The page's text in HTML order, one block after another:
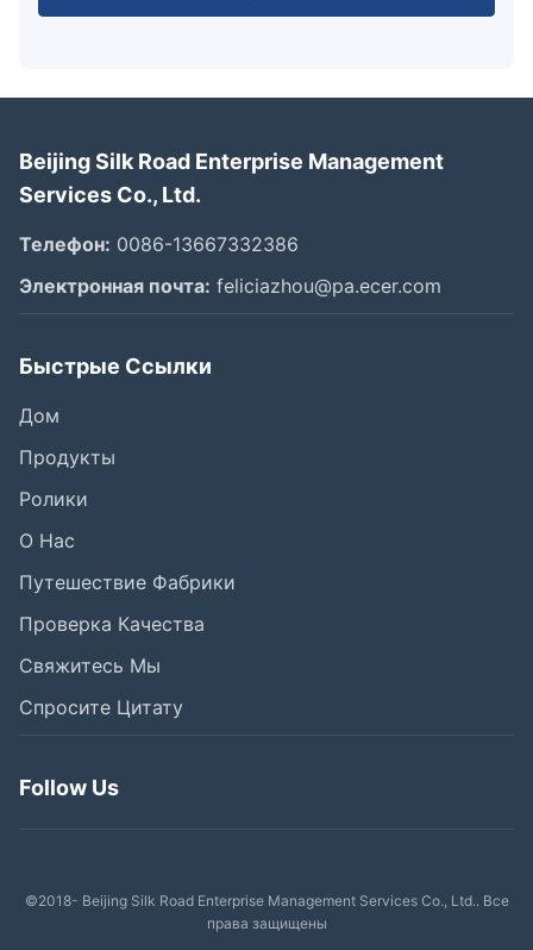
Beijing Silk Road Enterprise Management
Services Co., Ltd.
Телефон: 0086-13667332386
Электронная почта: feliciazhou@pa.ecer.com
Быстрые Ссылки
Дом
Продукты
Ролики
О Нас
Путешествие Фабрики
Проверка Качества
Свяжитесь Мы
Спросите Цитату
Follow Us
©2018- Beijing Silk Road Enterprise Management Services Co., Ltd.. Все
права защищены